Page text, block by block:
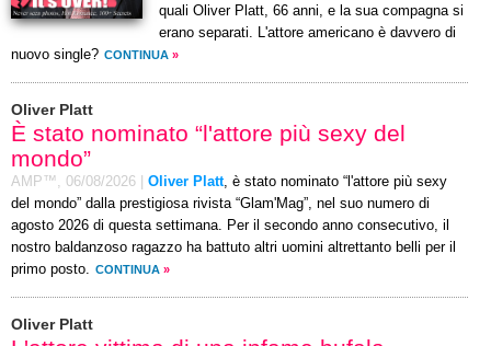
quali Oliver Platt, 66 anni, e la sua compagna si
erano separati. L'attore americano è davvero di
nuovo single? CONTINUA »
Oliver Platt
È stato nominato “l'attore più sexy del
mondo”
AMP™, 06/08/2026 Oliver Platt, è stato nominato “l'attore più sexy
del mondo” dalla prestigiosa rivista “Glam'Mag”, nel suo numero di
agosto 2026 di questa settimana. Per il secondo anno consecutivo, il
nostro baldanzoso ragazzo ha battuto altri uomini altrettanto belli per il
primo posto. CONTINUA »
Oliver Platt